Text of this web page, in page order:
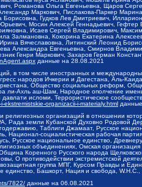
Романова Ольга Евгеньевна, Щаров
Маркович, Пислакова-Паркер
Борисовна, Гудков Лев Дмитриевич,
Мосин Алексей Геннадьевич,
Исаев Сергей Владимирович,
Залмановна, Кокорина Екатерина
Вячеславовна, Литинский Леонид
Александра Евгеньевна, Смирнов
Генри Маркович, Захаров Герман
данные на 28.08.2021
в том числе иностранных и
народов Ичкерии и Дагестана, Аль-
Общество социальных реформ,
ли-Ахль аш-Шам, Народное ополчение
давлати исломи, Террористическое
ekstremistskie-organizacii-i-materialy.html
организаций в отношении
Рада земли Кубанской Духовно Родовой
Таблиги Джамаат, Русское
Национал-социалистическая рабочая
Русское национальное единство,
объединениях, Омская
Коренного Русского народа
О противодействии экстремистской
группа МПГ, Курсом Правды и
единство, Башкорт, Нация и свобода,
7822/ данные на 06.08.2021